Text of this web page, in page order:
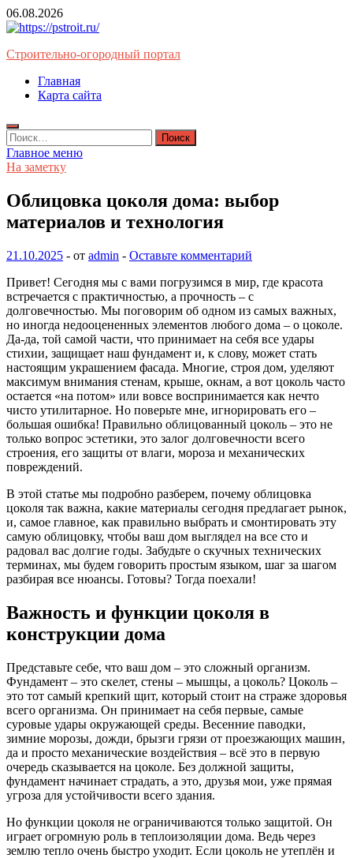
Перейти
к
06.08.2026
Строительно-огородный портал
Главная
Карта сайта
Найти:
Главное меню
На заметку
Облицовка цоколя дома: выбор
материалов и технология
21.10.2025 - от admin - Оставьте комментарий
Привет! Сегодня мы с вами погрузимся в мир, где красота
встречается с практичностью, а прочность – с
долговечностью. Мы поговорим об одном из самых важных,
но иногда недооцененных элементов любого дома – о цоколе.
Да-да, той самой части, что принимает на себя все удары
стихии, защищает наш фундамент и, к слову, может стать
настоящим украшением фасада. Многие, строя дом, уделяют
максимум внимания стенам, крыше, окнам, а вот цоколь часто
остается «на потом» или вовсе воспринимается как нечто
чисто утилитарное. Но поверьте мне, игнорировать его –
большая ошибка! Правильно облицованный цоколь – это не
только вопрос эстетики, это залог долговечности всего
строения, его защиты от влаги, мороза и механических
повреждений.
В этой статье мы подробно разберем, почему облицовка
цоколя так важна, какие материалы сегодня предлагает рынок,
и, самое главное, как правильно выбрать и смонтировать эту
самую облицовку, чтобы ваш дом выглядел на все сто и
радовал вас долгие годы. Забудьте о скучных технических
терминах, мы будем говорить простым языком, шаг за шагом
разбирая все нюансы. Готовы? Тогда поехали!
Важность и функции цоколя в
конструкции дома
Представьте себе, что ваш дом – это сложный организм.
Фундамент – это скелет, стены – мышцы, а цоколь? Цоколь –
это тот самый крепкий щит, который стоит на страже здоровья
всего организма. Он принимает на себя первые, самые
суровые удары окружающей среды. Весенние паводки,
зимние морозы, дожди, брызги грязи от проезжающих машин,
да и просто механические воздействия – всё это в первую
очередь сказывается на цоколе. Без должной защиты,
фундамент начинает страдать, а это, друзья мои, уже прямая
угроза для устойчивости всего здания.
Но функции цоколя не ограничиваются только защитой. Он
играет огромную роль в теплоизоляции дома. Ведь через
землю тепло очень быстро уходит. Если цоколь не утеплён и